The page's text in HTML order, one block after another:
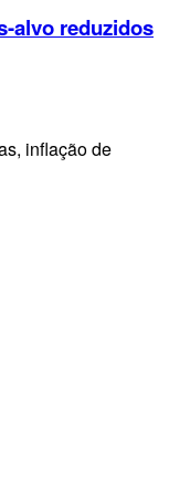
alvo reduzidos
inflação de